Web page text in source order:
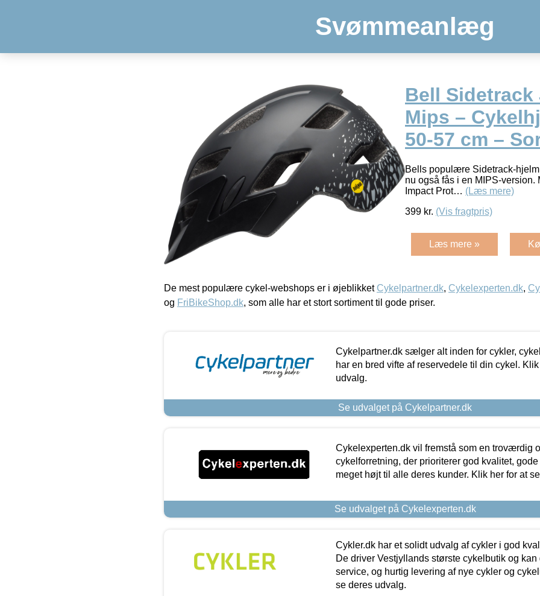
Svømmeanlæg
Bell
Mips –
50-57 cm –
Bells populære Sidetrack-
nu også fås i en MIPS-version.
Impact Prot… (Læs mere)
399 kr. (Vis fragtpris)
Læs mere »
De mest populære cykel-webshops er i øjeblikket Cykelpartner.dk, Cykelexperten.dk,
og FriBikeShop.dk, som alle har et stort sortiment til gode priser.
Cykelpartner.dk sælger alt inden for cykler,
har en bred vifte af reservedele til din cykel.
udvalg.
Se udvalget på Cykelpartner.dk
Cykelexperten.dk vil fremstå som en troværdig
cykelforretning, der prioriterer god kvalitet,
meget højt til alle deres kunder. Klik her for at
Se udvalget på Cykelexperten.dk
Cykler.dk har et solidt udvalg af cykler i god
De driver Vestjyllands største cykelbutik og kan
service, og hurtig levering af nye cykler og
se deres udvalg.